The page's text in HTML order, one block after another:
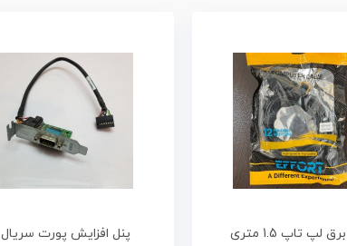
کابل برق لپ تاپ 1.5 متری
پنل افزایش پورت سریال